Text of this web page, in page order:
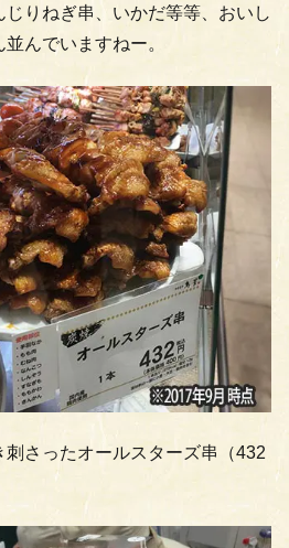
りねぎ串、いかだ等等、おいし
んでいますねー。
さったオールスターズ串（432